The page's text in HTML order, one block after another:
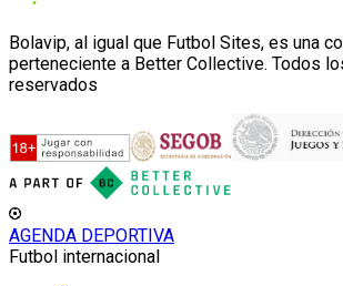
Bolavip, al igual que Futbol Sites, es una
perteneciente a Better Collective. Todos
reservados
AGENDA DEPORTIVA
Futbol internacional